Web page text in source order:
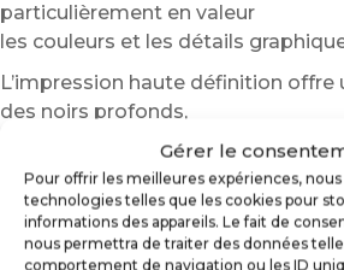
Gérer le
Pour offrir les meilleures expériences,
technologies telles que les cookies pour
informations des appareils. Le fait de
nous permettra de traiter des données
comportement de navigation ou les ID
particulièrement en valeur
les couleurs et les détails
L’impression haute définition offre
des noirs profonds,
des contours nets et des couleurs
De plus, les matériaux résistent
manipulations régulières
et aux nettoyages classiques liés
flipper.